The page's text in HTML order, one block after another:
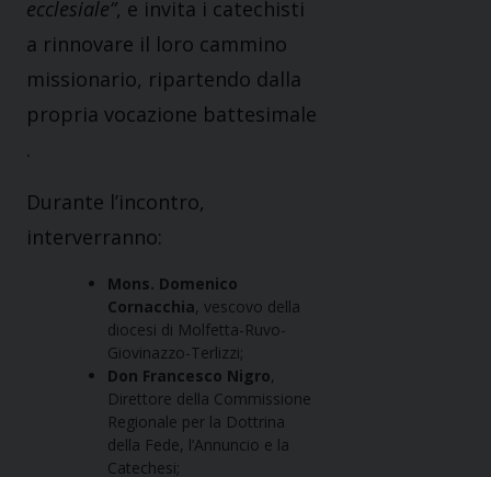
ecclesiale”, e invita i catechisti
a rinnovare il loro cammino
missionario, ripartendo dalla
propria vocazione battesimale​
.
Durante l’incontro,
interverranno:
Mons. Domenico
Cornacchia, vescovo della
diocesi di Molfetta-Ruvo-
Giovinazzo-Terlizzi;
Don Francesco Nigro,
Direttore della Commissione
Regionale per la Dottrina
della Fede, l’Annuncio e la
Catechesi;